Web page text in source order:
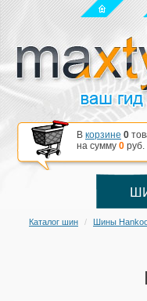
В корзине 0
на сумму 0 руб.
Каталог шин Шины